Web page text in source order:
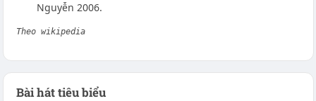
Nguyễn 2006.
Theo wikipedia
Bài hát tiêu biểu